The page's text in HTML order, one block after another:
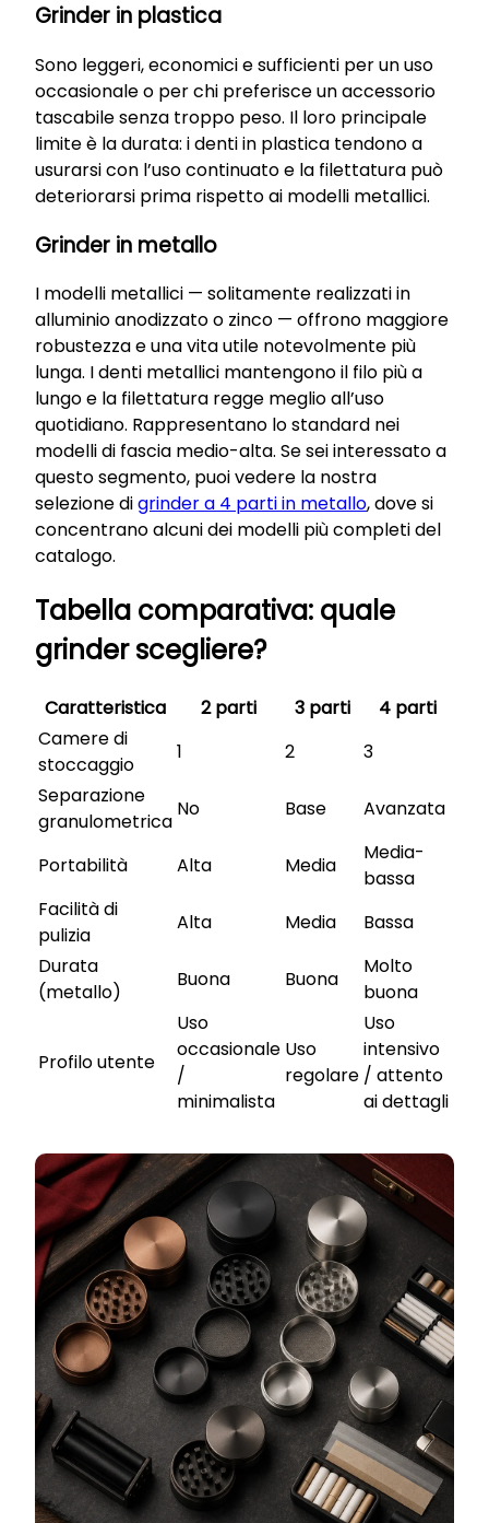
Grinder in plastica
Sono leggeri, economici e sufficienti per un uso
occasionale o per chi preferisce un accessorio
tascabile senza troppo peso. Il loro principale
limite è la durata: i denti in plastica tendono a
usurarsi con l’uso continuato e la filettatura può
deteriorarsi prima rispetto ai modelli metallici.
Grinder in metallo
I modelli metallici — solitamente realizzati in
alluminio anodizzato o zinco — offrono maggiore
robustezza e una vita utile notevolmente più
lunga. I denti metallici mantengono il filo più a
lungo e la filettatura regge meglio all’uso
quotidiano. Rappresentano lo standard nei
modelli di fascia medio-alta. Se sei interessato a
questo segmento, puoi vedere la nostra
selezione digrinder a 4 parti in metallo, dove si
concentrano alcuni dei modelli più completi del
catalogo.
Tabella comparativa: quale
grinder scegliere?
Caratteristica 2 parti 3 parti
4 parti
Camere di
stoccaggio
1 2
3
Separazione
granulometrica
No Base Avanzata
Portabilità Alta Media
Media-
bassa
Facilità di
pulizia
Alta Media
Bassa
Durata
(metallo)
Buona Buona
Molto
buona
Profilo utente
Uso
occasionale
/
minimalista
Uso
regolare
Uso
intensivo
/ attento
ai dettagli